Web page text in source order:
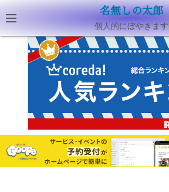
名無しの太郎
個人的にぼやきます